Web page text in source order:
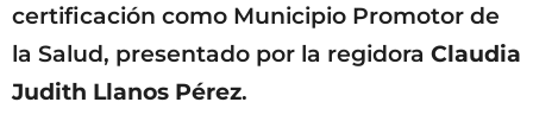
certificación como Municipio Promotor de
la Salud, presentado por la regidora Claudia
Judith Llanos Pérez.